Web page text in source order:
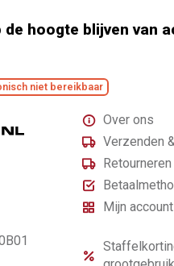
de hoogte blijven van
niet bereikbaar
Over ons
Verzenden
Retourneren
Mijn account